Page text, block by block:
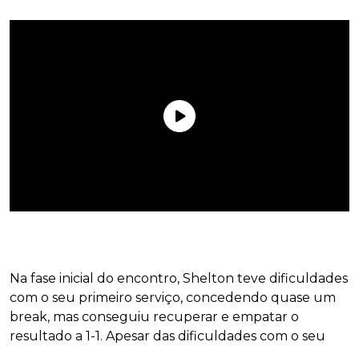
Na fase inicial do encontro, Shelton teve dificuldades
com o seu primeiro serviço, concedendo quase um
break, mas conseguiu recuperar e empatar o
resultado a 1-1. Apesar das dificuldades com o seu